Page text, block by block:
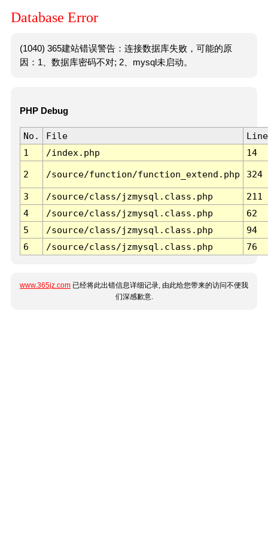
Database Error
(1040) 365建站错误警告：连接数据库失败，可能的原
因：1、数据库密码不对; 2、mysql未启动。
PHP Debug
No. File
Line
1
/index.php 14
2 /source/function/function_extend.php 324
3 /source/class/jzmysql.class.php
211
4
/source/class/jzmysql.class.php
62
5
/source/class/jzmysql.class.php
94
6
/source/class/jzmysql.class.php 76
www.365jz.com 已经将此出错信息详细记录, 由此给您带来的访问不便我
们深感歉意.